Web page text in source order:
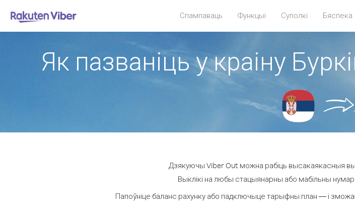
Спампаваць Функцыі Суполкі Бяспека
Як пазваніць у краіну
Дзякуючы Viber Out можна рабіць высакаякасныя
Выклікі на любы стацыянарны або мабільны нумар
Папоўніце баланс рахунку або падключыце тарыфны план — і